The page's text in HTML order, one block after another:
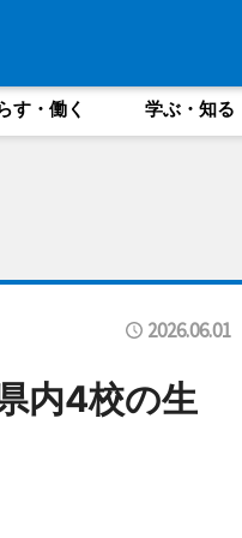
す・働く 学ぶ・知る
2026.06.01
内4校の生